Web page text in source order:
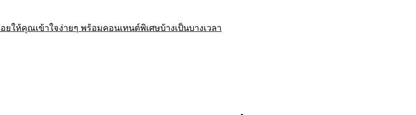
ให้คุณเข้าใจง่ายๆ พร้อมคอนเทนต์พิเศษบ้างเป็นบางเวลา